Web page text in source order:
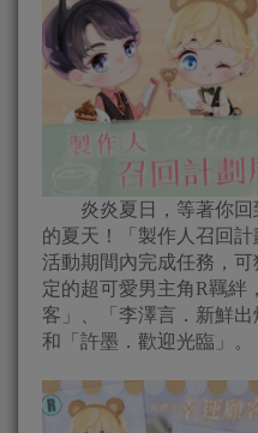
炎炎夏日，等著你回
的夏天！「製作人召回計
活動期間內完成任務，
定的超可愛男主角R羈絆
客」、「李澤言．新鮮出
和「許墨．歡迎光臨」。